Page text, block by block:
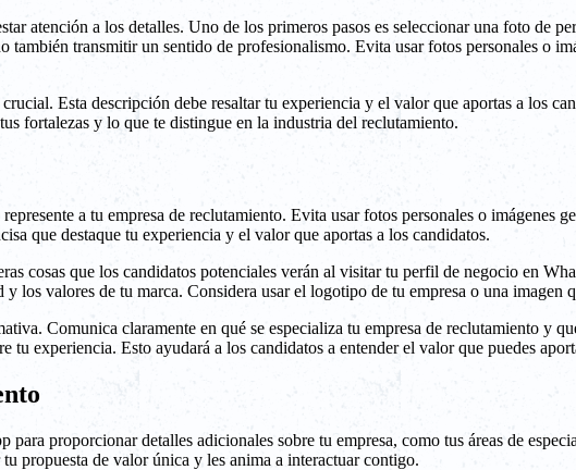
atención a los detalles. Uno de los primeros pasos es seleccionar una foto de
transmitir un sentido de profesionalismo. Evita usar fotos personales o
Esta descripción debe resaltar tu experiencia y el valor que aportas a los
fortalezas y lo que te distingue en la industria del reclutamiento.
a tu empresa de reclutamiento. Evita usar fotos personales o imágenes
que destaque tu experiencia y el valor que aportas a los candidatos.
cosas que los candidatos potenciales verán al visitar tu perfil de negocio en
los valores de tu marca. Considera usar el logotipo de tu empresa o una imagen
Comunica claramente en qué se especializa tu empresa de reclutamiento y
experiencia. Esto ayudará a los candidatos a entender el valor que puedes
proporcionar detalles adicionales sobre tu empresa, como tus áreas de
propuesta de valor única y les anima a interactuar contigo.